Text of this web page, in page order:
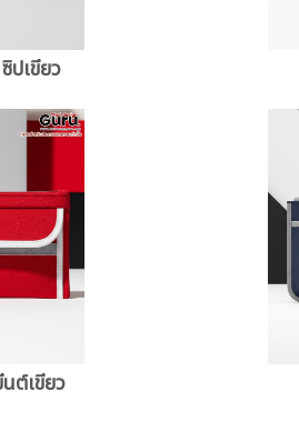
ปเขียว
ต์เขียว